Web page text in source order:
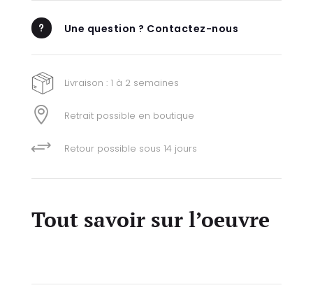
u Une question ? Contactez-nous
Livraison : 1 à 2 semaines
 Retrait possible en boutique
+ Retour possible sous 14 jours
Tout savoir sur l’oeuvre